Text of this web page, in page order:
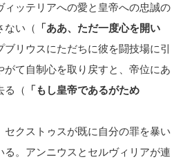
ィッテリアへの愛と皇帝への忠誠の
ない（
「ああ、ただ一度心を開い
ブリウスにただちに彼を闘技場に引
がて自制心を取り戻すと、帝位にあ
る（
「もし皇帝であるがため
クストゥスが既に自分の罪を暴い
。アンニウスとセルヴィリアが連